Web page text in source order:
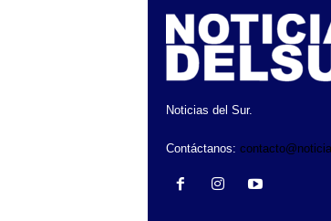
Noticias del Sur.
Contáctanos: